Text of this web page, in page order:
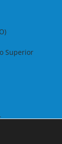
Superior